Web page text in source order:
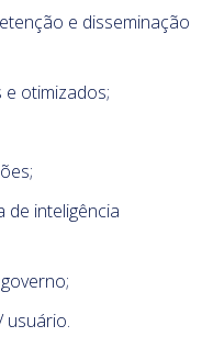
e disseminação
e otimizados;
de inteligência
usuário.